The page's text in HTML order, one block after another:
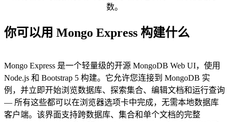
数。
你可以用 Mongo Express 构建什么
Mongo Express 是一个轻量级的开源 MongoDB Web UI，使用
Node.js 和 Bootstrap 5 构建。它允许您连接到 MongoDB 实
例，并立即开始浏览数据库、探索集合、编辑文档和运行查询
— 所有这些都可以在浏览器选项卡中完成，无需本地数据库
客户端。该界面支持跨数据库、集合和单个文档的完整